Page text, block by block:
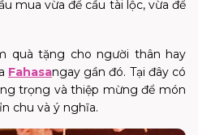
mua vừa để cầu tài lộc, vừa để
quà tặng cho người thân hay
Fahasangay gần đó. Tại đây có
trọng và thiệp mừng để món
chu và ý nghĩa.